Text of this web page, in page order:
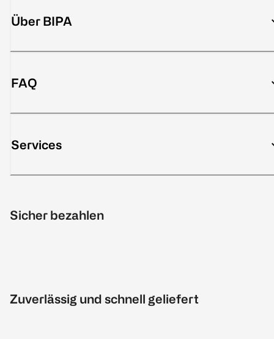
Über BIPA
FAQ
Services
Sicher bezahlen
Zuverlässig und schnell geliefert